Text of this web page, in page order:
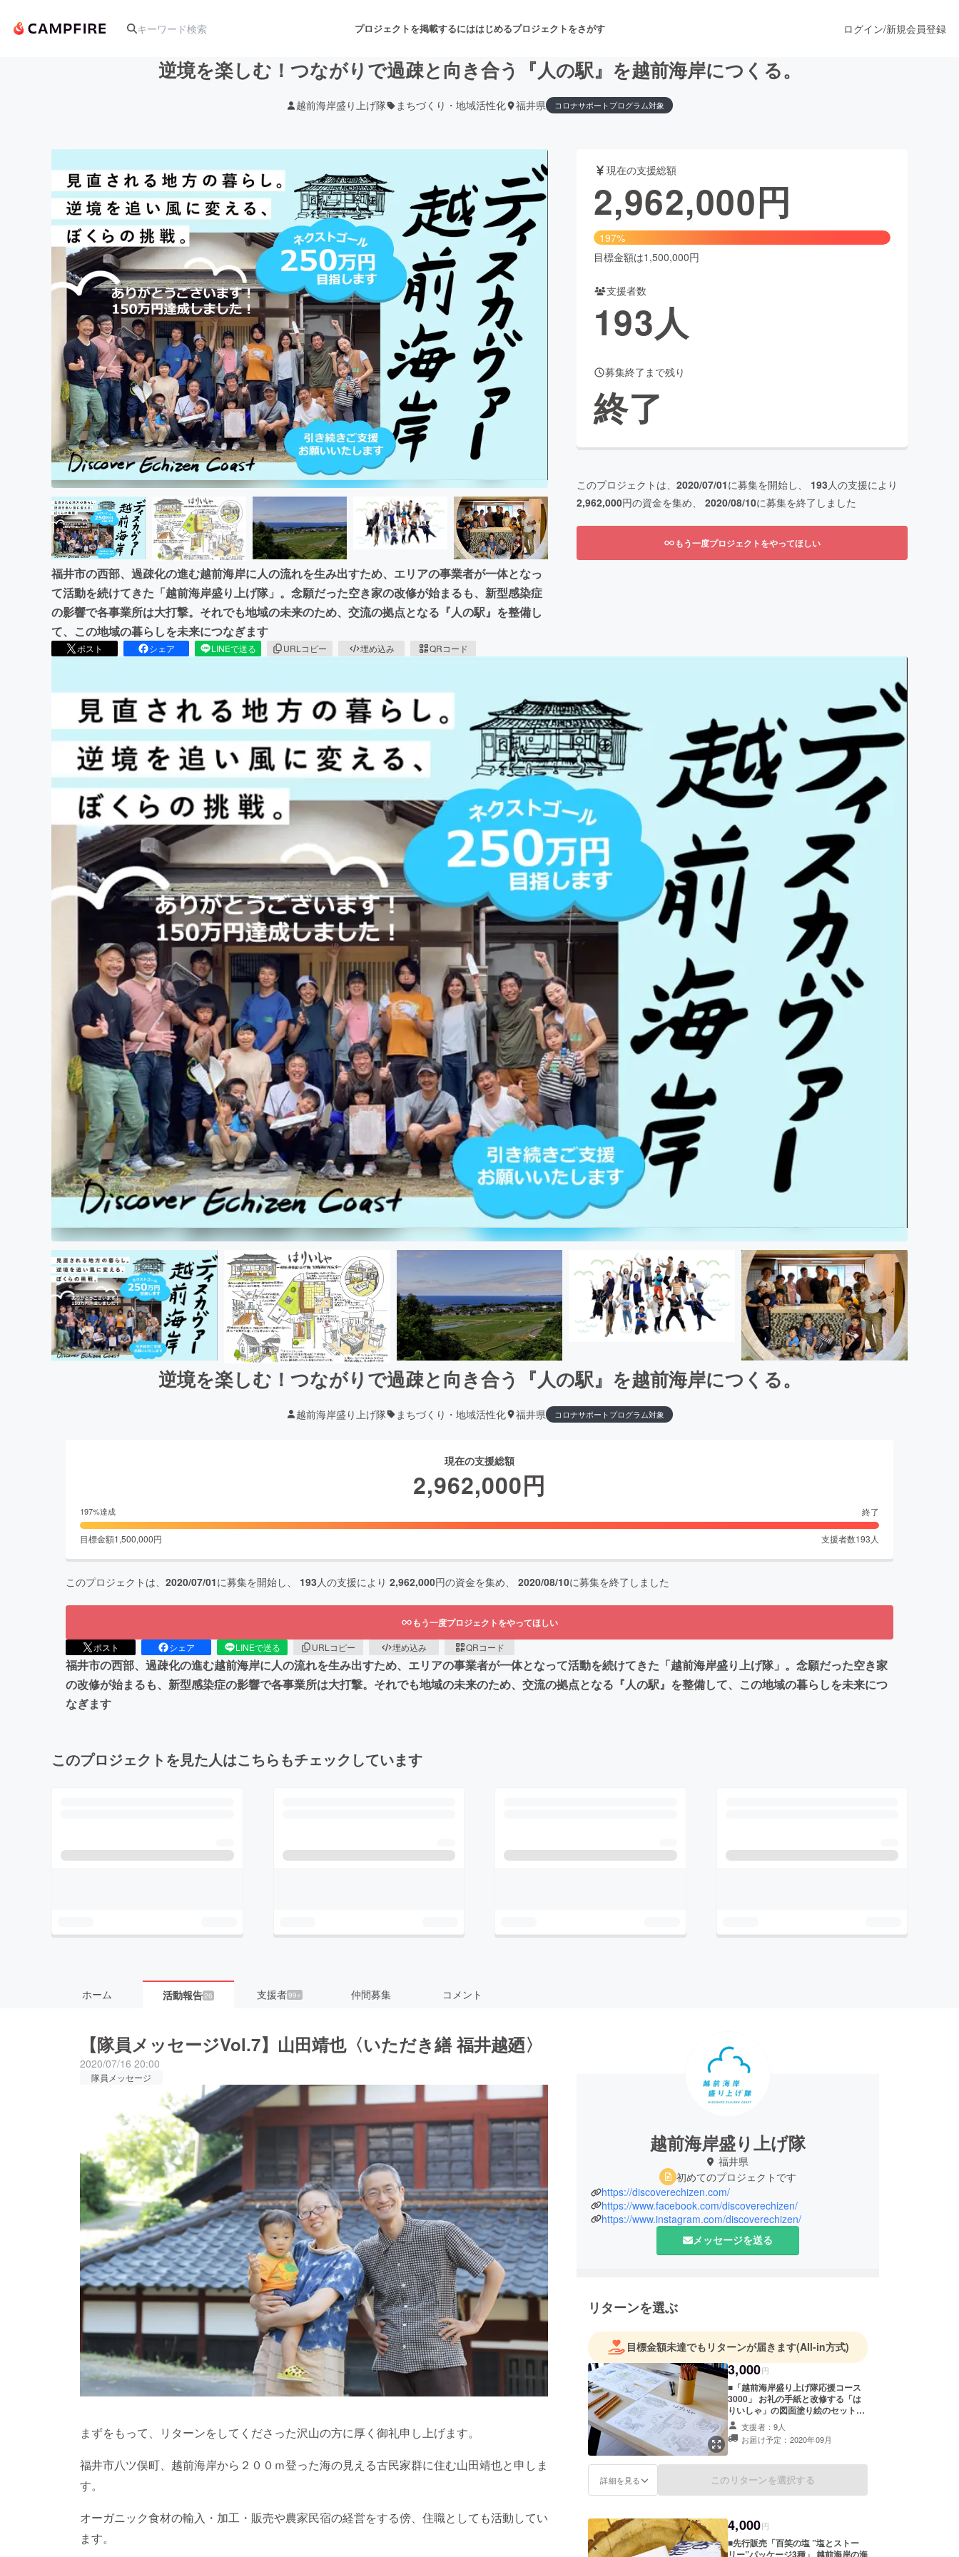
プロジェクトを掲載するにははじめるプロジェクトをさがす
アート・写真 音楽 舞台・パフォーマンス
テクノロジー・ガジェット ゲーム・サービス開発 フード・飲食店 ファッション
映像・映画 書籍・雑誌出版
ビジネス・起業 チャレンジ ビューティー・ヘルスケア
まちづくり・地域活性化
CAMPFIRE for Social GoodCAMPFIRE Creation
CAMPFIREふるさと納税machi-ya
ログイン/新規会員登録
逆境を楽しむ！つながりで過疎と向き合う『人の駅』を越前海岸につくる。
越前海岸盛り上げ隊 まちづくり・地域活性化 福井県 コロナサポートプログラム対象
福井市の西部、過疎化の進む越前海岸に人の流れを生み出すため、エリアの事業者が一体となっ
て活動を続けてきた「越前海岸盛り上げ隊」。念願だった空き家の改修が始まるも、新型感染症
の影響で各事業所は大打撃。それでも地域の未来のため、交流の拠点となる『人の駅』を整備し
て、この地域の暮らしを未来につなぎます
ポスト シェア LINEで送る URLコピー 埋め込み QRコード
現在の支援総額
2,962,000円
197%
目標金額は1,500,000円
支援者数
193人
募集終了まで残り
終了
このプロジェクトは、 2020/07/01に募集を開始し、 193人の支援により
2,962,000円の資金を集め、 2020/08/10に募集を終了しました
もう一度プロジェクトをやってほしい
逆境を楽しむ！つながりで過疎と向き合う『人の駅』を越前海岸につくる。
越前海岸盛り上げ隊 まちづくり・地域活性化 福井県 コロナサポートプログラム対象
現在の支援総額
2,962,000円
197%達成 終了
目標金額1,500,000円 支援者数193 人
このプロジェクトは、 2020/07/01に募集を開始し、 193 人の支援により 2,962,000円の資金を集め、 2020/08/10に募集を終了しました
もう一度プロジェクトをやってほしい
ポスト シェア LINEで送る URLコピー 埋め込み QRコード
福井市の西部、過疎化の進む越前海岸に人の流れを生み出すため、エリアの事業者が一体となって活動を続けてきた「越前海岸盛り上げ隊」。念願だった空き家
の改修が始まるも、新型感染症の影響で各事業所は大打撃。それでも地域の未来のため、交流の拠点となる『人の駅』を整備して、この地域の暮らしを未来につ
なぎます
このプロジェクトを見た人はこちらもチェックしています
ホーム 活動報告 26 支援者99+ 仲間募集 コメント
【隊員メッセージVol.7】山田靖也〈いただき繕 福井越廼〉
2020/07/16 20:00
隊員メッセージ
まずをもって、リターンをしてくださった沢山の方に厚く御礼申し上げます。
福井市八ツ俣町、越前海岸から２００ｍ登った海の見える古民家群に住む山田靖也と申しま
す。
オーガニック食材の輸入・加工・販売や農家民宿の経営をする傍、住職としても活動してい
ます。
越前海岸盛り上げ隊
福井県
初めてのプロジェクトです
https://discoverechizen.com/
https://www.facebook.com/discoverechizen/
https://www.instagram.com/discoverechizen/
メッセージを送る
リターンを選ぶ
目標金額未達でもリターンが届きます(All-in方式)
3,000円
■「越前海岸盛り上げ隊応援コース
3000」 お礼の手紙と改修する「は
りいしゃ」の図面塗り絵のセットで
す。 【リターン内容】 ・お礼の手
紙 ・「はりいしゃ」図面塗り絵
支援者：9人
お届け予定：2020年09月
詳細を見る このリターンを選択する
4,000円
■先行販売「百笑の塩 ”塩とストー